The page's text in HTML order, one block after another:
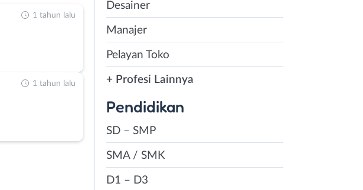
1 tahun lalu
1 tahun lalu
Desainer
Manajer
Pelayan Toko
+ Profesi Lainnya
Pendidikan
SD – SMP
SMA / SMK
D1 – D3